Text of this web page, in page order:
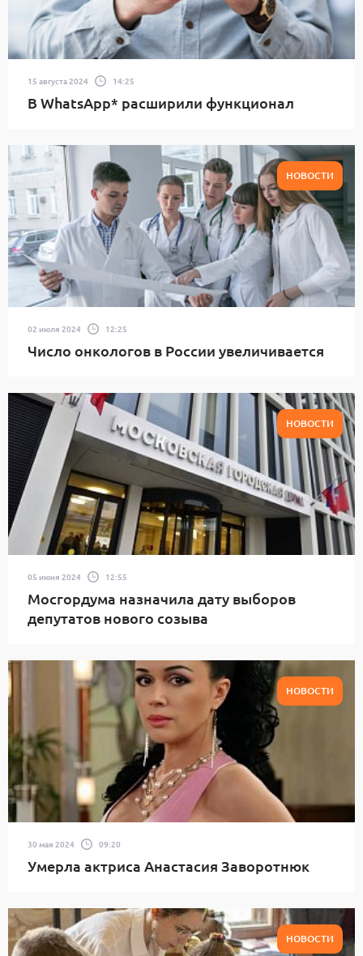
15 августа 2024 14:25
В WhatsApp* расширили функционал
НОВОСТИ
02 июля 2024 12:25
Число онкологов в России увеличивается
НОВОСТИ
05 июня 2024 12:55
Мосгордума назначила дату выборов
депутатов нового созыва
НОВОСТИ
30 мая 2024 09:20
Умерла актриса Анастасия Заворотнюк
НОВОСТИ